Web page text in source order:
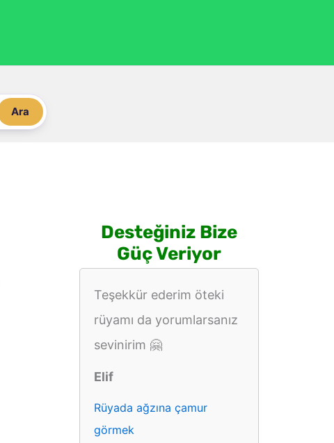
Ara
Desteğiniz Bize
Güç Veriyor
Teşekkür ederim öteki
rüyamı da yorumlarsanız
sevinirim 🤗
Elif
Rüyada ağzına çamur
görmek